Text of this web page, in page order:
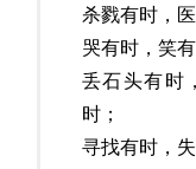
杀戮有时，
哭有时，笑
丢石头有时
时；
寻找有时，